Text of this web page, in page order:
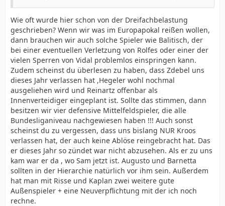
Wie oft wurde hier schon von der Dreifachbelastung
geschrieben? Wenn wir was im Europapokal reißen wollen,
dann brauchen wir auch solche Spieler wie Balitisch, der
bei einer eventuellen Verletzung von Rolfes oder einer der
vielen Sperren von Vidal problemlos einspringen kann.
Zudem scheinst du überlesen zu haben, dass Zdebel uns
dieses Jahr verlassen hat ,Hegeler wohl nochmal
ausgeliehen wird und Reinartz offenbar als
Innenverteidiger eingeplant ist. Sollte das stimmen, dann
besitzen wir vier defensive Mittelfeldspieler, die alle
Bundesliganiveau nachgewiesen haben !!! Auch sonst
scheinst du zu vergessen, dass uns bislang NUR Kroos
verlassen hat, der auch keine Ablöse reingebracht hat. Das
er dieses Jahr so zündet war nicht abzusehen. Als er zu uns
kam war er da , wo Sam jetzt ist. Augusto und Barnetta
sollten in der Hierarchie natürlich vor ihm sein. Außerdem
hat man mit Risse und Kaplan zwei weitere gute
Außenspieler + eine Neuverpflichtung mit der ich noch
rechne.